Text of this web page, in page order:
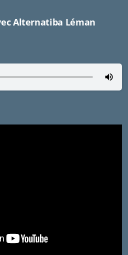
Alternatiba Léman